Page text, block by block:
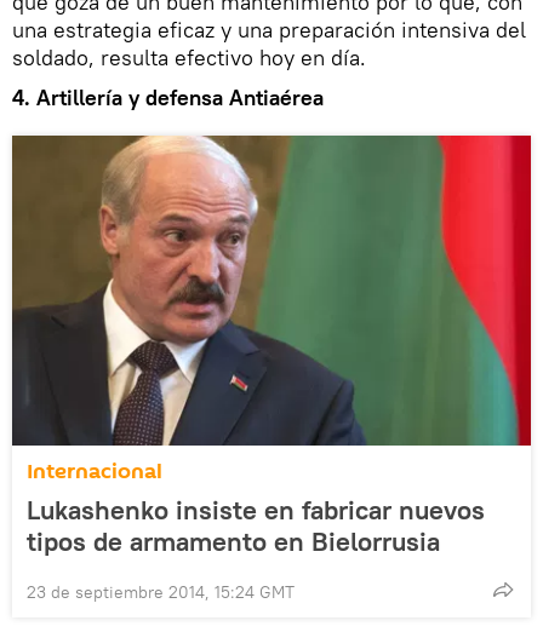
una estrategia eficaz y una preparación intensiva del
soldado, resulta efectivo hoy en día.
4. Artillería y defensa Antiaérea
Internacional
Lukashenko insiste en fabricar nuevos
tipos de armamento en Bielorrusia
23 de septiembre 2014, 15:24 GMT